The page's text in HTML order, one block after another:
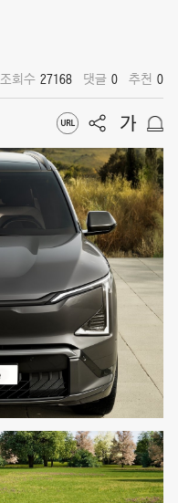
조회수 27168 댓글 0 추천 0